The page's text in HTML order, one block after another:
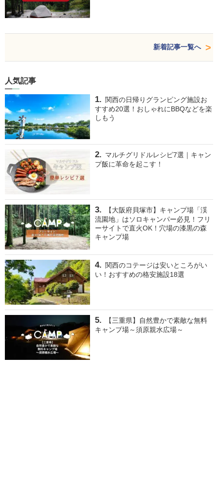
新着記事一覧へ
人気記事
関西の日帰りグランピング施設お
すすめ20選！おしゃれにBBQなどを楽
しもう
マルチグリドルレシピ7選｜キャン
プ飯に革命を起こす！
【大阪府貝塚市】キャンプ場「渓
流園地」はソロキャンパー必見！フリ
ーサイトで直火OK！穴場の漆黒の森
キャンプ場
関西のコテージは安いところがい
い！おすすめの格安施設18選
【三重県】自然豊かで素敵な無料
キャンプ場～須原親水広場～